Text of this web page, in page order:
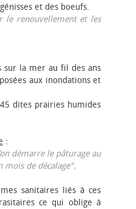
et des bœufs.
le renouvellement et les
sur la mer au fil des ans
aux inondations et
dites prairies humides
:
démarre le pâturage au
de décalage".
sanitaires liés à ces
ce qui oblige à